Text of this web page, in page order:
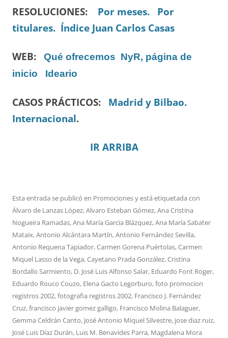
RESOLUCIONES: Por meses.
Por
titulares. Índice Juan Carlos Casas
WEB: Qué ofrecemos NyR, página de
inicio
Ideario
CASOS PRÁCTICOS: Madrid y Bilbao.
Internacional.
IR ARRIBA
Esta entrada se publicó en Promocionesy está etiquetada con
Álvaro de Lanzas López,Alvaro Esteban Gómez,Ana Cristina
Nogueira Ramadas,Ana María Garcia Blázquez,Ana María Sabater
Mataix,Antonio Alcántara Martín,Antonio Fernández Sevilla,
Antonio Requena Tapiador,Carmen Gorena Puértolas,Carmen
Miquel Lasso de la Vega,Cayetano Prada González,Cristina
Bordallo Sarmiento, D. José Luis Alfonso Salar, Eduardo Font Roger,
Eduardo Rouco Couzo, Elena Gacto Legorburo,foto promocion
registros 2002,fotografia registros 2002, Francisco J. Fernández
Cruz,francisco javier gomez galligo, Francisco Molina Balaguer,
Gemma Celdrán Canto, José Antonio Miquel Silvestre, jose diaz ruiz,
José Luis Díaz Durán, Luis M. Benavides Parra, Magdalena Mora